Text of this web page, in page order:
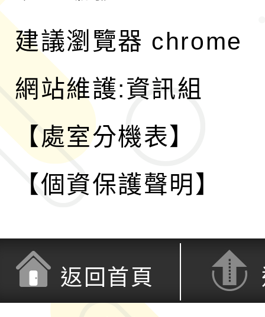
建議瀏覽器 chrome
網站維護:資訊組
【處室分機表】
【個資保護聲明】
返回首頁